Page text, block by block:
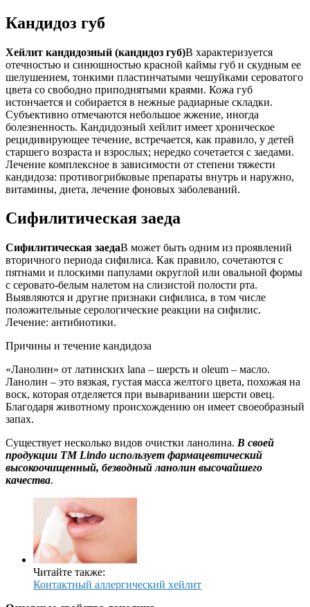
Кандидоз губ
Хейлит кандидозный (кандидоз губ)В характеризуется
отечностью и синюшностью красной каймы губ и скудным ее
шелушением, тонкими пластинчатыми чешуйками сероватого
цвета со свободно приподнятыми краями. Кожа губ
истончается и собирается в нежные радиарные складки.
Субъективно отмечаются небольшое жжение, иногда
болезненность. Кандидозный хейлит имеет хроническое
рецидивирующее течение, встречается, как правило, у детей
старшего возраста и взрослых; нередко сочетается с заедами.
Лечение комплексное в зависимости от степени тяжести
кандидоза: противогрибковые препараты внутрь и наружно,
витамины, диета, лечение фоновых заболеваний.
Сифилитическая заеда
Сифилитическая заедаВ может быть одним из проявлений
вторичного периода сифилиса. Как правило, сочетаются с
пятнами и плоскими папулами округлой или овальной формы
с серовато-белым налетом на слизистой полости рта.
Выявляются и другие признаки сифилиса, в том числе
положительные серологические реакции на сифилис.
Лечение: антибиотики.
Причины и течение кандидоза
«Ланолин» от латинских lana – шерсть и oleum – масло.
Ланолин – это вязкая, густая масса желтого цвета, похожая на
воск, которая отделяется при вываривании шерсти овец.
Благодаря животному происхождению он имеет своеобразный
запах.
Существует несколько видов очистки ланолина. В своей
продукции ТМ Lindo использует фармацевтический
высокоочищенный, безводный ланолин высочайшего
качества.
Читайте также:
Контактный аллергический хейлит